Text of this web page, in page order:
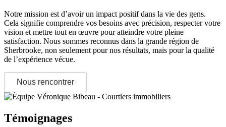
Notre mission est d’avoir un impact positif dans la vie des gens.
Cela signifie comprendre vos besoins avec précision, respecter votre
vision et mettre tout en œuvre pour atteindre votre pleine
satisfaction. Nous sommes reconnus dans la grande région de
Sherbrooke, non seulement pour nos résultats, mais pour la qualité
de l’expérience vécue.
Nous rencontrer
Témoignages